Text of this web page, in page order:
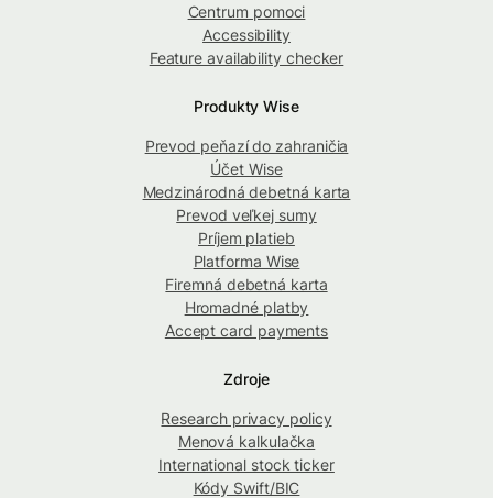
Centrum pomoci
Accessibility
Feature availability checker
Produkty Wise
Prevod peňazí do zahraničia
Účet Wise
Medzinárodná debetná karta
Prevod veľkej sumy
Príjem platieb
Platforma Wise
Firemná debetná karta
Hromadné platby
Accept card payments
Zdroje
Research privacy policy
Menová kalkulačka
International stock ticker
Kódy Swift/BIC